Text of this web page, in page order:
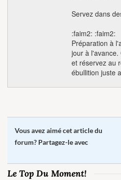
Servez dans
:faim2: :faim2:
Préparation à
jour à l'avance.
et réservez au
ébullition juste
Vous avez aimé cet article du
forum? Partagez-le avec
Le Top Du Moment!